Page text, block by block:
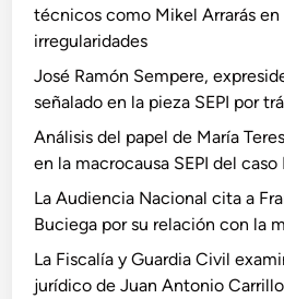
técnicos como Mikel Arrarás en
irregularidades
José Ramón Sempere,
señalado en la pieza SEPI por
Análisis del papel de María
en la macrocausa SEPI del caso
La Audiencia Nacional cita a
Buciega por su relación con la
La Fiscalía y Guardia Civil
jurídico de Juan Antonio